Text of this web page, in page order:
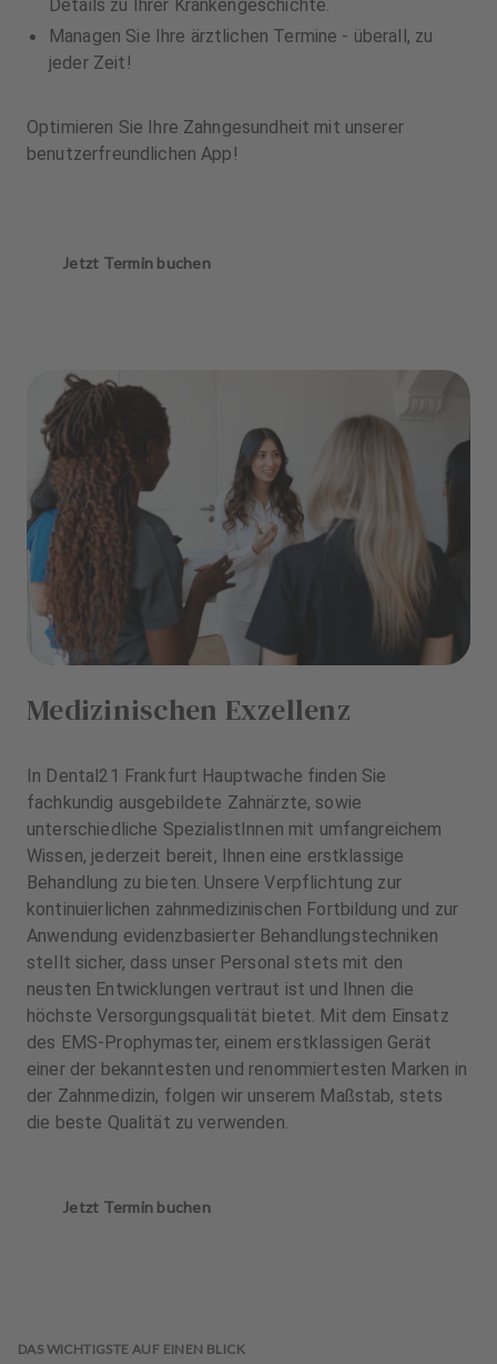
Details zu Ihrer Krankengeschichte.
Managen Sie Ihre ärztlichen Termine - überall, zu
jeder Zeit!
Optimieren Sie Ihre Zahngesundheit mit unserer
benutzerfreundlichen App!
Jetzt Termin buchen
Medizinischen Exzellenz
In Dental21 Frankfurt Hauptwache finden Sie
fachkundig ausgebildete Zahnärzte, sowie
unterschiedliche SpezialistInnen mit umfangreichem
Wissen, jederzeit bereit, Ihnen eine erstklassige
Behandlung zu bieten. Unsere Verpflichtung zur
kontinuierlichen zahnmedizinischen Fortbildung und zur
Anwendung evidenzbasierter Behandlungstechniken
stellt sicher, dass unser Personal stets mit den
neusten Entwicklungen vertraut ist und Ihnen die
höchste Versorgungsqualität bietet. Mit dem Einsatz
des EMS-Prophymaster, einem erstklassigen Gerät
einer der bekanntesten und renommiertesten Marken in
der Zahnmedizin, folgen wir unserem Maßstab, stets
die beste Qualität zu verwenden.
Jetzt Termin buchen
DAS WICHTIGSTE AUF EINEN BLICK